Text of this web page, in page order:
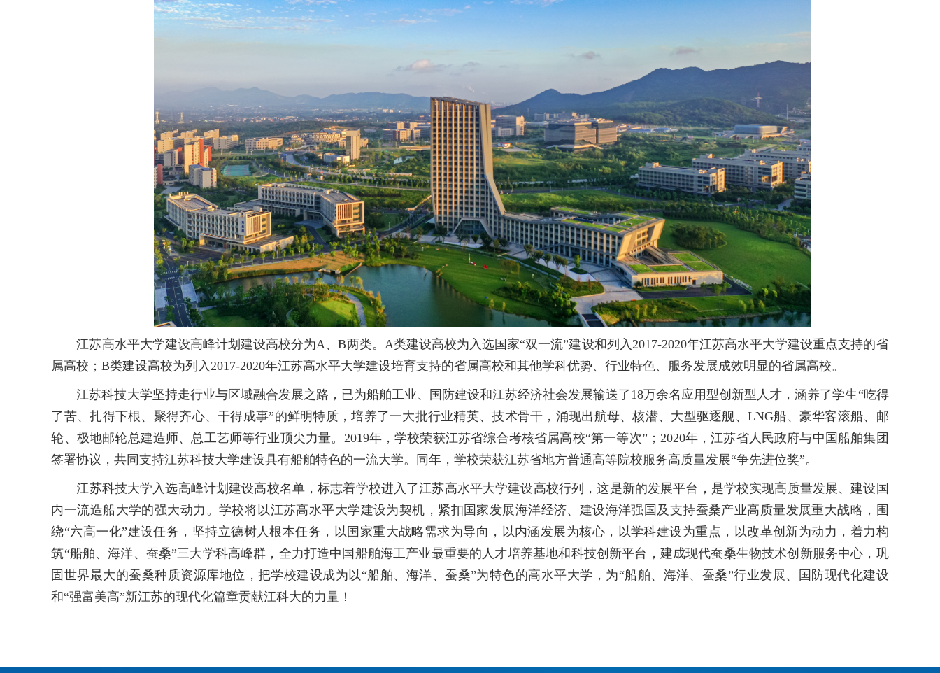
江苏高水平大学建设高峰计划建设高校分为A、B两类。A类建设高校为入选国家“双一流”建设和列入2017-2020年江苏高水平大学建设重点支持的省
属高校；B类建设高校为列入2017-2020年江苏高水平大学建设培育支持的省属高校和其他学科优势、行业特色、服务发展成效明显的省属高校。
江苏科技大学坚持走行业与区域融合发展之路，已为船舶工业、国防建设和江苏经济社会发展输送了18万余名应用型创新型人才，涵养了学生“吃得
了苦、扎得下根、聚得齐心、干得成事”的鲜明特质，培养了一大批行业精英、技术骨干，涌现出航母、核潜、大型驱逐舰、LNG船、豪华客滚船、邮
轮、极地邮轮总建造师、总工艺师等行业顶尖力量。2019年，学校荣获江苏省综合考核省属高校“第一等次”；2020年，江苏省人民政府与中国船舶集团
签署协议，共同支持江苏科技大学建设具有船舶特色的一流大学。同年，学校荣获江苏省地方普通高等院校服务高质量发展“争先进位奖”。
江苏科技大学入选高峰计划建设高校名单，标志着学校进入了江苏高水平大学建设高校行列，这是新的发展平台，是学校实现高质量发展、建设国
内一流造船大学的强大动力。学校将以江苏高水平大学建设为契机，紧扣国家发展海洋经济、建设海洋强国及支持蚕桑产业高质量发展重大战略，围
绕“六高一化”建设任务，坚持立德树人根本任务，以国家重大战略需求为导向，以内涵发展为核心，以学科建设为重点，以改革创新为动力，着力构
筑“船舶、海洋、蚕桑”三大学科高峰群，全力打造中国船舶海工产业最重要的人才培养基地和科技创新平台，建成现代蚕桑生物技术创新服务中心，巩
固世界最大的蚕桑种质资源库地位，把学校建设成为以“船舶、海洋、蚕桑”为特色的高水平大学，为“船舶、海洋、蚕桑”行业发展、国防现代化建设
和“强富美高”新江苏的现代化篇章贡献江科大的力量！